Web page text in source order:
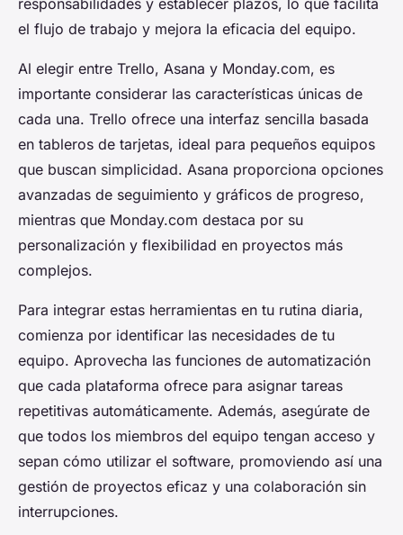
responsabilidades y establecer plazos, lo que facilita
el flujo de trabajo y mejora la eficacia del equipo.
Al elegir entre Trello, Asana y Monday.com, es
importante considerar las características únicas de
cada una. Trello ofrece una interfaz sencilla basada
en tableros de tarjetas, ideal para pequeños equipos
que buscan simplicidad. Asana proporciona opciones
avanzadas de seguimiento y gráficos de progreso,
mientras que Monday.com destaca por su
personalización y flexibilidad en proyectos más
complejos.
Para integrar estas herramientas en tu rutina diaria,
comienza por identificar las necesidades de tu
equipo. Aprovecha las funciones de automatización
que cada plataforma ofrece para asignar tareas
repetitivas automáticamente. Además, asegúrate de
que todos los miembros del equipo tengan acceso y
sepan cómo utilizar el software, promoviendo así una
gestión de proyectos eficaz y una colaboración sin
interrupciones.